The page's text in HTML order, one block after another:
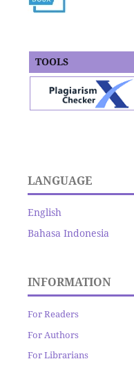
TOOLS
LANGUAGE
English
Bahasa Indonesia
INFORMATION
For Readers
For Authors
For Librarians